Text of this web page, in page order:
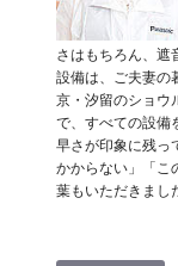
さはもちろん、遮
設備は、ご夫妻の
京・汐留のショウ
で、すべての設備
早さが印象に残っ
かからない」「こ
葉もいただきまし